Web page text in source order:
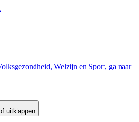
Welzijn en Sport, ga naar
uitklappen